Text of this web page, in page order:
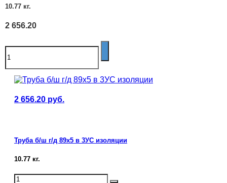
10.77 кг.
2 656.20
2 656.20 руб.
Труба б/ш г/д 89х5 в 3УС изоляции
10.77 кг.